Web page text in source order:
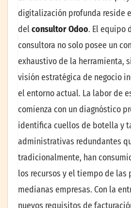
digitalización profunda reside
delconsultor Odoo. El equipo
consultora no solo posee un
exhaustivo de la herramienta,
visión estratégica de negocio
el entorno actual. La labor de
comienza con un diagnóstico
identifica cuellos de botella y
administrativas redundantes
tradicionalmente, han
los recursos y el tiempo de las
medianas empresas. Con la
nuevos requisitos de